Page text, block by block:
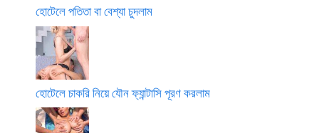
হোটেলে পতিতা বা বেশ্যা চুদলাম
হোটেলে চাকরি নিয়ে যৌন ফ্যান্টাসি পূরণ করলাম